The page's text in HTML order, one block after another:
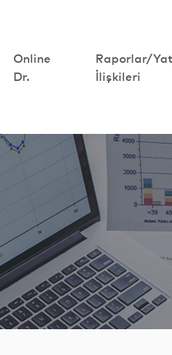
Online
Dr.
Raporlar/
İlişkileri
Online
Dr.
Raporlar/
İlişkileri